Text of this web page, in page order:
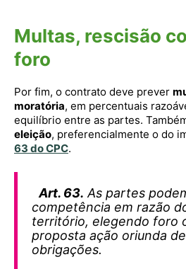
Multas, rescisão
foro
Por fim, o contrato deve prever
moratória, em percentuais
equilíbrio entre as partes.
eleição, preferencialmente o do
63 do CPC.
Art. 63. As partes
competência em razão
território, elegendo foro
proposta ação oriunda
obrigações.